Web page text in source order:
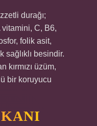
durağı;
vitamini, C, B6,
folik asit,
sağlıklı besindir.
kırmızı üzüm,
bir koruyucu